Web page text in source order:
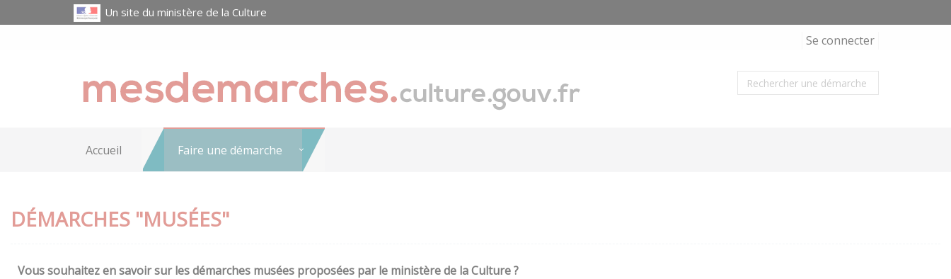
Un site du ministère de la Culture
Se connecter
Accueil Faire une démarche
DÉMARCHES "MUSÉES"
Vous souhaitez en savoir sur les démarches musées proposées par le ministère de la Culture ?